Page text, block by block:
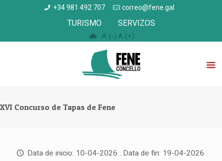
+34 981 492 707 correo@fene.gal
TURISMO SERVIZOS
A (-) A (+)
XVI Concurso de Tapas de Fene
Data de inicio: 10-04-2026 . Data de fin: 19-04-2026